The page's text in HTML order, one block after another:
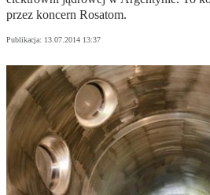
przez koncern Rosatom.
Publikacja: 13.07.2014 13:37